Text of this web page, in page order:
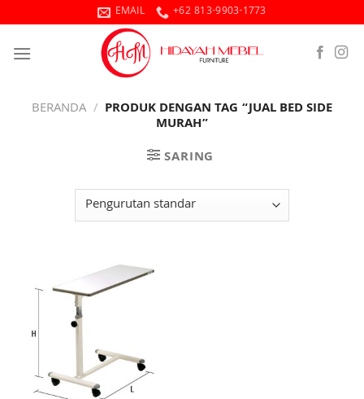
to
content
EMAIL +62 813-9903-1773
BERANDA / PRODUK DENGAN TAG “JUAL BED SIDE
MURAH”
SARING